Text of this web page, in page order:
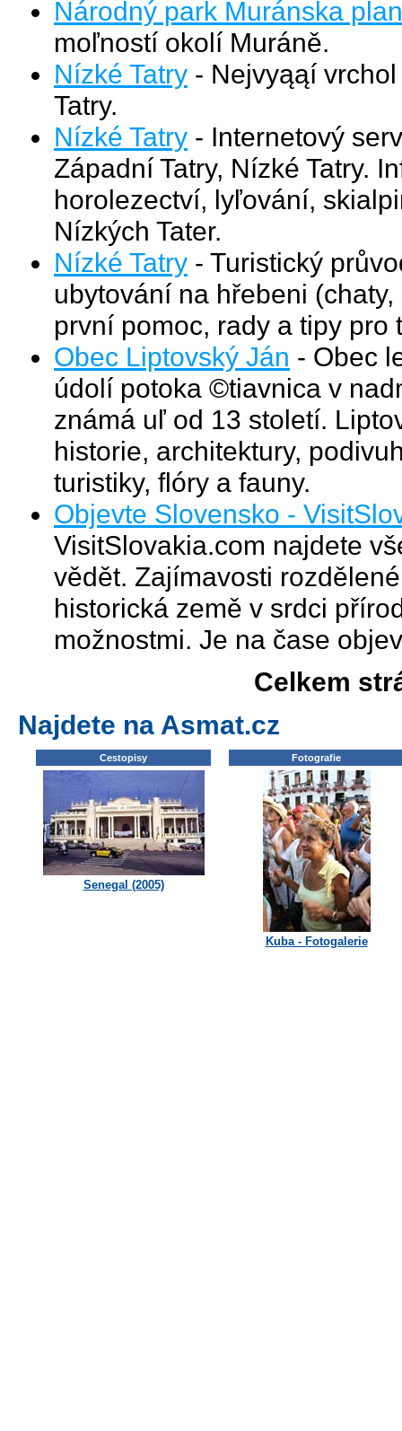
Národný park Muránska
moľností okolí Muráně.
Nízké Tatry - Nejvyąąí
Tatry.
Nízké Tatry - Internetový
Západní Tatry, Nízké Tatry.
horolezectví, lyľování,
Nízkých Tater.
Nízké Tatry - Turistický
ubytování na hřebeni
první pomoc, rady a tipy pro
Obec Liptovský Ján - Obec
údolí potoka ©tiavnica v
známá uľ od 13 století.
historie, architektury,
turistiky, flóry a fauny.
Objevte Slovensko -
VisitSlovakia.com najdete
vědět. Zajímavosti
historická země v srdci
možnostmi. Je na čase
Celkem
Najdete na Asmat.cz
Cestopisy
Senegal (2005)
Fotografie
Kuba - Fotogalerie